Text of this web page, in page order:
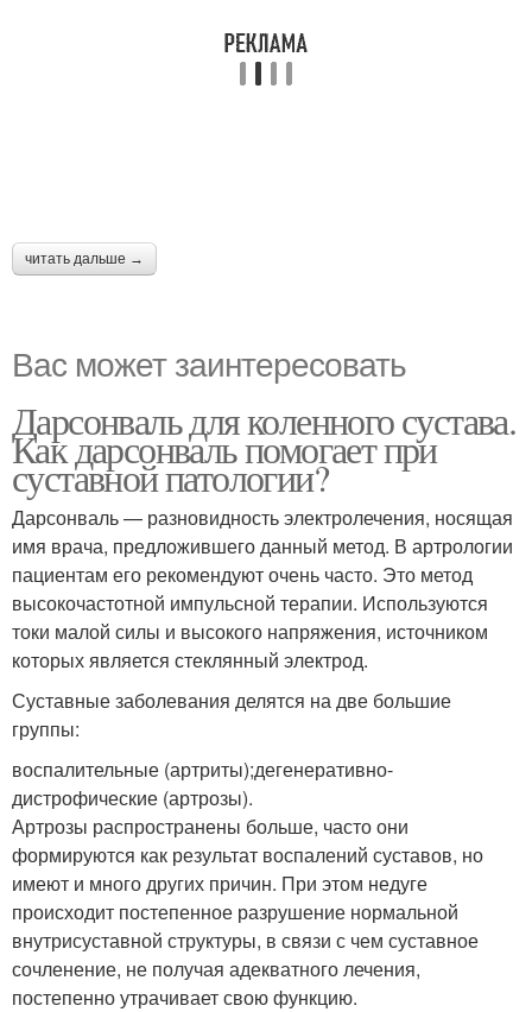
читать дальше →
Вас может заинтересовать
Дарсонваль для коленного сустава.
Как дарсонваль помогает при
суставной патологии?
Дарсонваль — разновидность электролечения, носящая
имя врача, предложившего данный метод. В артрологии
пациентам его рекомендуют очень часто. Это метод
высокочастотной импульсной терапии. Используются
токи малой силы и высокого напряжения, источником
которых является стеклянный электрод.
Суставные заболевания делятся на две большие
группы:
воспалительные (артриты);дегенеративно-
дистрофические (артрозы).
Артрозы распространены больше, часто они
формируются как результат воспалений суставов, но
имеют и много других причин. При этом недуге
происходит постепенное разрушение нормальной
внутрисуставной структуры, в связи с чем суставное
сочленение, не получая адекватного лечения,
постепенно утрачивает свою функцию.